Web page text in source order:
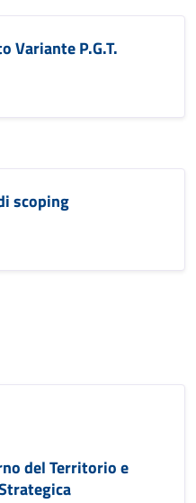
Variante P.G.T.
scoping
del Territorio e